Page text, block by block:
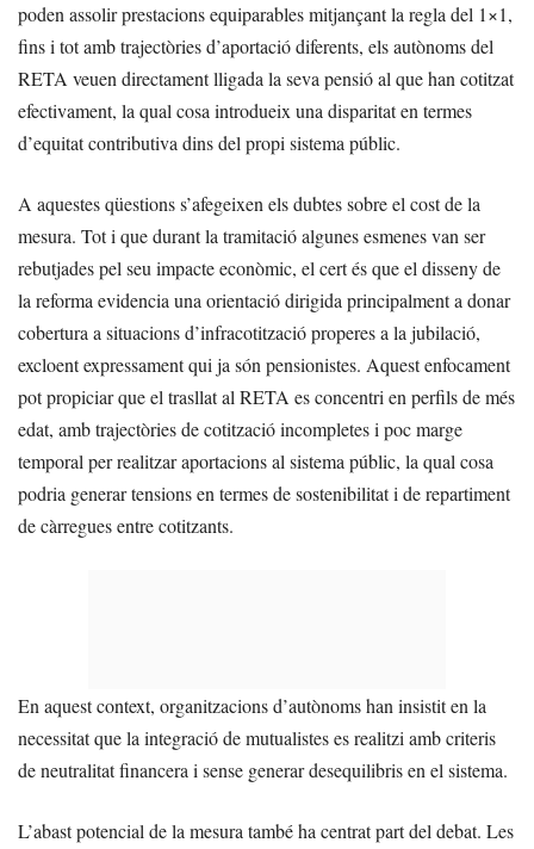
poden assolir prestacions equiparables mitjançant la regla del 1×1,
fins i tot amb trajectòries d’aportació diferents, els autònoms del
RETA veuen directament lligada la seva pensió al que han cotitzat
efectivament, la qual cosa introdueix una disparitat en termes
d’equitat contributiva dins del propi sistema públic.
A aquestes qüestions s’afegeixen els dubtes sobre el cost de la
mesura. Tot i que durant la tramitació algunes esmenes van ser
rebutjades pel seu impacte econòmic, el cert és que el disseny de
la reforma evidencia una orientació dirigida principalment a donar
cobertura a situacions d’infracotització properes a la jubilació,
excloent expressament qui ja són pensionistes. Aquest enfocament
pot propiciar que el trasllat al RETA es concentri en perfils de més
edat, amb trajectòries de cotització incompletes i poc marge
temporal per realitzar aportacions al sistema públic, la qual cosa
podria generar tensions en termes de sostenibilitat i de repartiment
de càrregues entre cotitzants.
En aquest context, organitzacions d’autònoms han insistit en la
necessitat que la integració de mutualistes es realitzi amb criteris
de neutralitat financera i sense generar desequilibris en el sistema.
L’abast potencial de la mesura també ha centrat part del debat. Les